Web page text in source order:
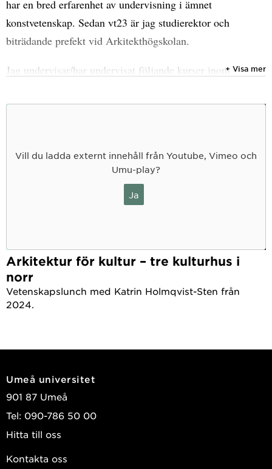
har en bred erfarenhet av undervisning i ämnet
konstvetenskap. Sedan vt23 är jag studierektor och
biträdande prefekt vid Arkitekthögskolan.
Jag undervisar/har undervisat följande kurser inom
Pedagogiska kurser/workshops i urval:
Att utbilda för hållbar utveckling(vt23)
+ Visa mer
Vill du ladda externt innehåll från Youtube, Vimeo och
Umu-play?
Ja
Arkitektur för kultur – tre kulturhus i
norr
Vetenskapslunch med Katrin Holmqvist-Sten från
2024.
Umeå universitet
901 87 Umeå
Tel: 090-786 50 00
Hitta till oss
Kontakta oss